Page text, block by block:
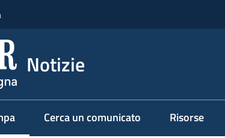
Notizie
Cerca un comunicato Risorse